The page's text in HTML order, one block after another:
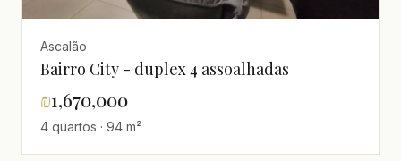
Ascalão
Bairro City - duplex 4 assoalhadas
₪1,670,000
4 quartos · 94 m²